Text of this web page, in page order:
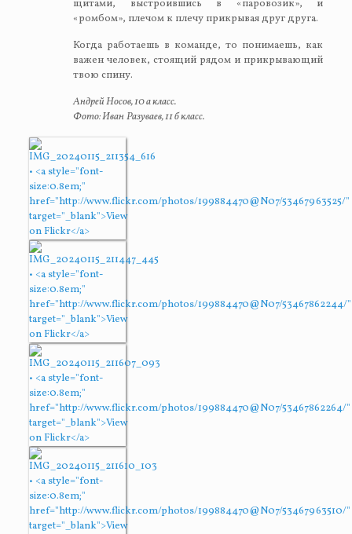
щитами, выстроившись в «паровозик», и
«ромбом», плечом к плечу прикрывая друг друга.
Когда работаешь в команде, то понимаешь, как
важен человек, стоящий рядом и прикрывающий
твою спину.
Андрей Носов, 10 а класс.
Фото:Иван Разуваев, 11 б класс.